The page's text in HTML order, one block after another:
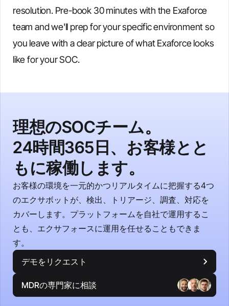
resolution. Pre-book 30 minutes with the Exaforce
team and we'll prep for your specific environment so
you leave with a clear picture of what Exaforce looks
like for your SOC.
理想のSOCチーム。
24時間365日、お客様とと
もに稼働します。
お客様の環境を一元的かつリアルタイムに把握する4つ
のエクサボットが、検出、トリアージ、調査、対応を
カバーします。プラットフォームを自社で運用するこ
とも、エクサフォースに運用を任せることもできま
す。
デモをリクエスト
MDRの専門家に相談